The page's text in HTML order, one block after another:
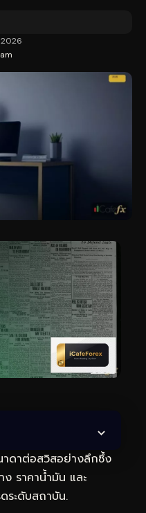
2026
าดาต่อสวิสอย่างลึกซึ้ง
ราคาน้ำมัน และ
ระดับสถาบัน.